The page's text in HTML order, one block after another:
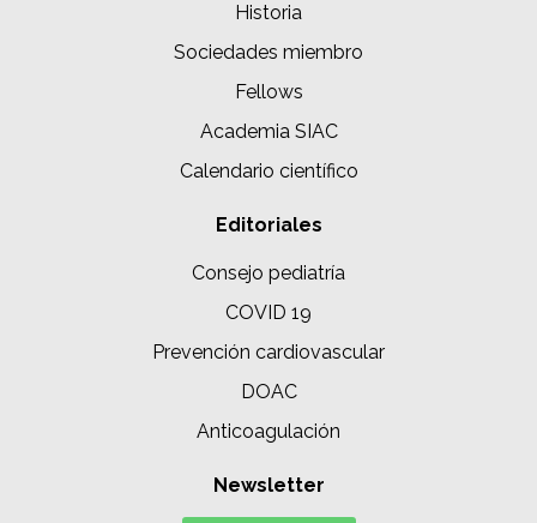
Historia
Sociedades miembro
Fellows
Academia SIAC
Calendario científico
Editoriales
Consejo pediatría
COVID 19
Prevención cardiovascular
DOAC
Anticoagulación
Newsletter